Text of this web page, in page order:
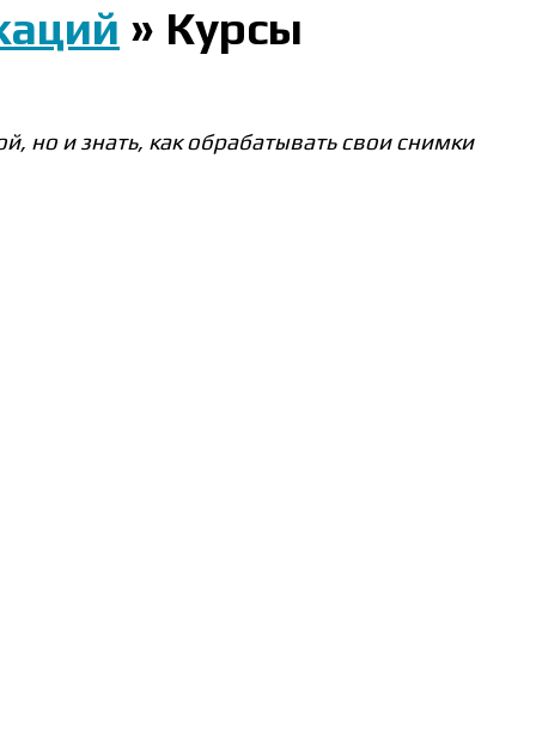
» Курсы
но и знать, как обрабатывать свои снимки